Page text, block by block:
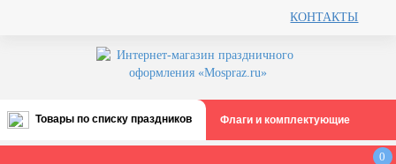
КОНТАКТЫ
Товары по списку праздников
Все праздники
Флаги и комплектующие
0